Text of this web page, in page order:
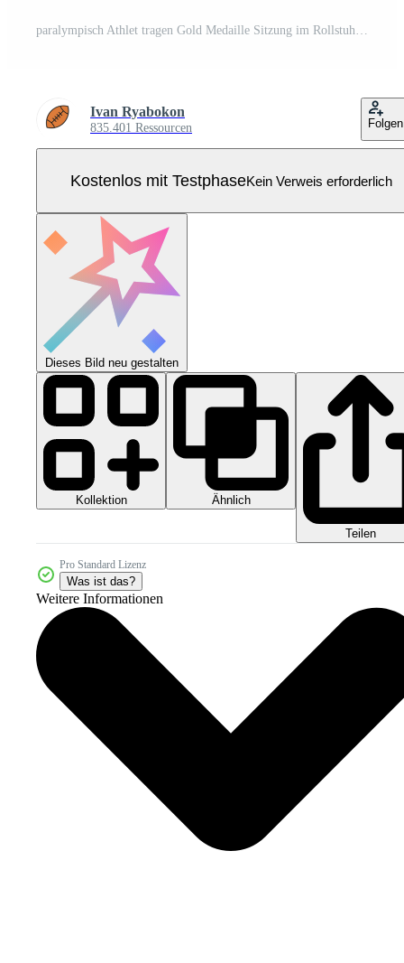
paralympisch Athlet tragen Gold Medaille Sitzung im Rollstuhl Pro Vektor
Ivan Ryabokon
835.401 Ressourcen Folgen
Kostenlos mit TestphaseKein Verweis erforderlich
Dieses Bild neu gestalten
Kollektion Ähnlich
Teilen
Pro Standard Lizenz
Was ist das?
Weitere Informationen